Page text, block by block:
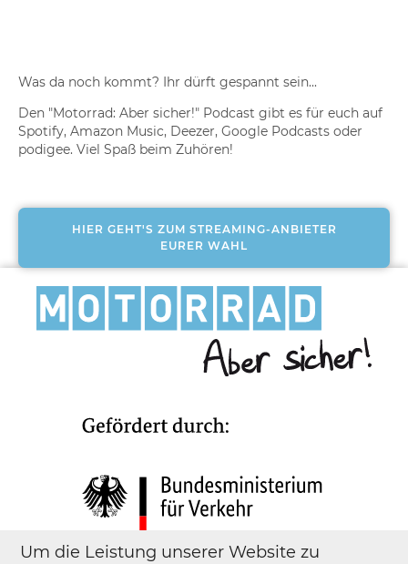
Was da noch kommt? Ihr dürft gespannt sein...
Den "Motorrad: Aber sicher!" Podcast gibt es für euch auf
Spotify, Amazon Music, Deezer, Google Podcasts oder
podigee. Viel Spaß beim Zuhören!
HIER GEHT'S ZUM STREAMING-ANBIETER
EURER WAHL
Um die Leistung unserer Website zu